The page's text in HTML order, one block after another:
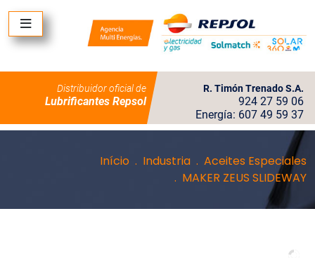
Distribuidor oficial de
Lubrificantes Repsol
R. Timón Trenado S.A.
924 27 59 06
Energía: 607 49 59 37
Início Industria
Aceites Especiales
MAKER ZEUS SLIDEWAY